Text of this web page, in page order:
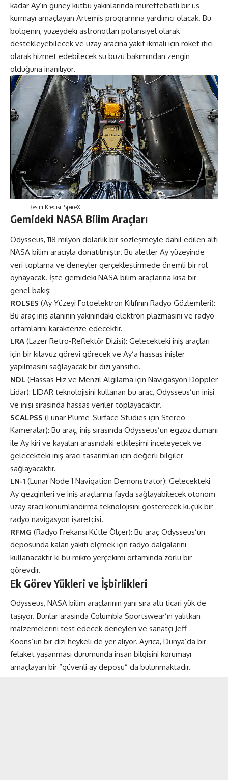
kadar Ay’ın güney kutbu yakınlarında mürettebatlı bir üs
kurmayı amaçlayan Artemis programına yardımcı olacak. Bu
bölgenin, yüzeydeki astronotları potansiyel olarak
destekleyebilecek ve uzay aracına yakıt ikmali için roket itici
olarak hizmet edebilecek su buzu bakımından zengin
olduğuna inanılıyor.
Resim Kredisi: SpaceX
Gemideki NASA Bilim Araçları
Odysseus, 118 milyon dolarlık bir sözleşmeyle dahil edilen altı
NASA bilim aracıyla donatılmıştır. Bu aletler Ay yüzeyinde
veri toplama ve deneyler gerçekleştirmede önemli bir rol
oynayacak. İşte gemideki NASA bilim araçlarına kısa bir
genel bakış:
ROLSES (Ay Yüzeyi Fotoelektron Kılıfının Radyo Gözlemleri):
Bu araç iniş alanının yakınındaki elektron plazmasını ve radyo
ortamlarını karakterize edecektir.
LRA (Lazer Retro-Reflektör Dizisi): Gelecekteki iniş araçları
için bir kılavuz görevi görecek ve Ay’a hassas inişler
yapılmasını sağlayacak bir dizi yansıtıcı.
NDL (Hassas Hız ve Menzil Algılama için Navigasyon Doppler
Lidar): LIDAR teknolojisini kullanan bu araç, Odysseus’un inişi
ve inişi sırasında hassas veriler toplayacaktır.
SCALPSS (Lunar Plume-Surface Studies için Stereo
Kameralar): Bu araç, iniş sırasında Odysseus’un egzoz dumanı
ile Ay kiri ve kayaları arasındaki etkileşimi inceleyecek ve
gelecekteki iniş aracı tasarımları için değerli bilgiler
sağlayacaktır.
LN-1 (Lunar Node 1 Navigation Demonstrator): Gelecekteki
Ay gezginleri ve iniş araçlarına fayda sağlayabilecek otonom
uzay aracı konumlandırma teknolojisini gösterecek küçük bir
radyo navigasyon işaretçisi.
RFMG (Radyo Frekansı Kütle Ölçer): Bu araç Odysseus’un
deposunda kalan yakıtı ölçmek için radyo dalgalarını
kullanacaktır ki bu mikro yerçekimi ortamında zorlu bir
görevdir.
Ek Görev Yükleri ve İşbirlikleri
Odysseus, NASA bilim araçlarının yanı sıra altı ticari yük de
taşıyor. Bunlar arasında Columbia Sportswear’ın yalıtkan
malzemelerini test edecek deneyleri ve sanatçı Jeff
Koons’un bir dizi heykeli de yer alıyor. Ayrıca, Dünya’da bir
felaket yaşanması durumunda insan bilgisini korumayı
amaçlayan bir “güvenli ay deposu” da bulunmaktadır.